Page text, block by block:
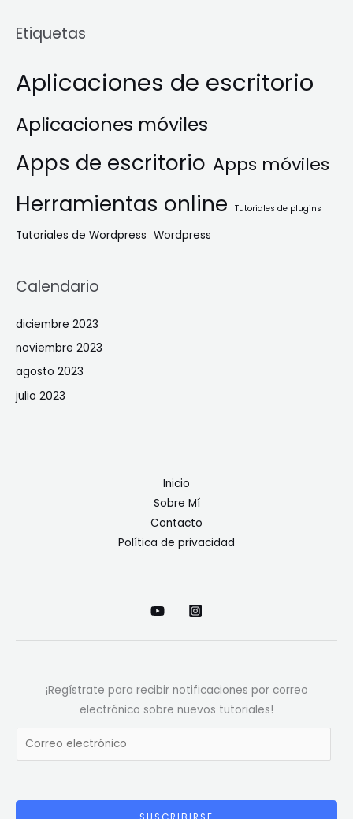
Etiquetas
Aplicaciones de escritorio
Aplicaciones móviles
Apps de escritorio Apps móviles
Herramientas online Tutoriales de plugins
Tutoriales de Wordpress Wordpress
Calendario
diciembre 2023
noviembre 2023
agosto 2023
julio 2023
Inicio
Sobre Mí
Contacto
Política de privacidad
¡Regístrate para recibir notificaciones por correo
electrónico sobre nuevos tutoriales!
m